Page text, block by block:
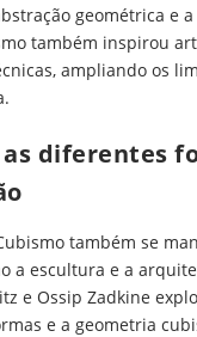
geométrica e
também inspirou
ampliando os
as diferentes
também se
a escultura e a
e Ossip Zadkine
e a geometria